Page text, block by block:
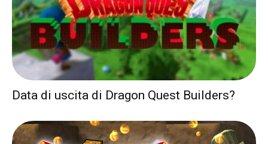
Data di uscita di Dragon Quest Builders?